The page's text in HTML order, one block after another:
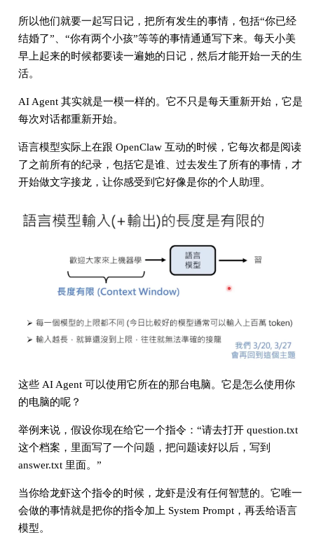
所以他们就要一起写日记，把所有发生的事情，包括“你已经
结婚了”、“你有两个小孩”等等的事情通通写下来。每天小美
早上起来的时候都要读一遍她的日记，然后才能开始一天的生
活。
AI Agent 其实就是一模一样的。它不只是每天重新开始，它是
每次对话都重新开始。
语言模型实际上在跟 OpenClaw 互动的时候，它每次都是阅读
了之前所有的纪录，包括它是谁、过去发生了所有的事情，才
开始做文字接龙，让你感受到它好像是你的个人助理。
这些 AI Agent 可以使用它所在的那台电脑。它是怎么使用你
的电脑的呢？
举例来说，假设你现在给它一个指令：“请去打开 question.txt
这个档案，里面写了一个问题，把问题读好以后，写到
answer.txt 里面。”
当你给龙虾这个指令的时候，龙虾是没有任何智慧的。它唯一
会做的事情就是把你的指令加上 System Prompt，再丢给语言
模型。